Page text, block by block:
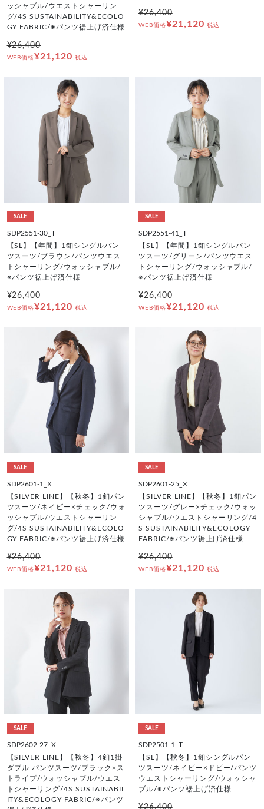
ッシャブル/ウエストシャーリン
グ/4S SUSTAINABILITY&ECOLO
GY FABRIC/※パンツ裾上げ済仕様
¥26,400
WEB価格¥21,120 税込
¥26,400
WEB価格¥21,120 税込
SALE
SDP2551-30_T
【SL】【年間】1釦シングルパン
ツスーツ/ブラウン/パンツウエス
トシャーリング/ウォッシャブル/
※パンツ裾上げ済仕様
¥26,400
WEB価格¥21,120 税込
SALE
SDP2551-41_T
【SL】【年間】1釦シングルパン
ツスーツ/グリーン/パンツウエス
トシャーリング/ウォッシャブル/
※パンツ裾上げ済仕様
¥26,400
WEB価格¥21,120 税込
SALE
SDP2601-1_X
【SILVER LINE】【秋冬】1釦パン
ツスーツ/ネイビー×チェック/ウォ
ッシャブル/ウエストシャーリン
グ/4S SUSTAINABILITY&ECOLO
GY FABRIC/※パンツ裾上げ済仕様
¥26,400
WEB価格¥21,120 税込
SALE
SDP2601-25_X
【SILVER LINE】【秋冬】1釦パン
ツスーツ/グレー×チェック/ウォッ
シャブル/ウエストシャーリング/4
S SUSTAINABILITY&ECOLOGY
FABRIC/※パンツ裾上げ済仕様
¥26,400
WEB価格¥21,120 税込
SALE
SDP2602-27_X
【SILVER LINE】【秋冬】4釦1掛
ダブル パンツスーツ/ブラック×ス
トライプ/ウォッシャブル/ウエス
トシャーリング/4S SUSTAINABIL
ITY&ECOLOGY FABRIC/※パンツ
SALE
SDP2501-1_T
【SL】【秋冬】1釦シングルパン
ツスーツ/ネイビー×ドビー/パンツ
ウエストシャーリング/ウォッシャ
ブル/※パンツ裾上げ済仕様